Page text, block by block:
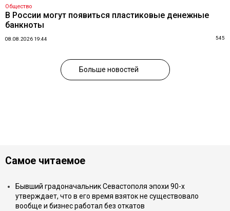
Общество
В России могут появиться пластиковые денежные
банкноты
08.08.2026 19:44 545
Больше новостей
Самое читаемое
Бывший градоначальник Севастополя эпохи 90-х
утверждает, что в его время взяток не существовало
вообще и бизнес работал без откатов